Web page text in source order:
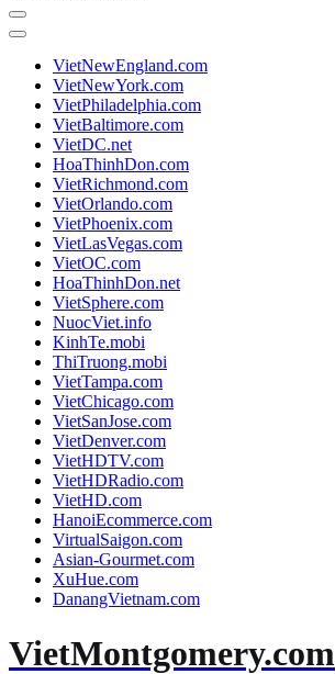
VietNewEngland.com
VietNewYork.com
VietPhiladelphia.com
VietBaltimore.com
VietDC.net
HoaThinhDon.com
VietRichmond.com
VietOrlando.com
VietPhoenix.com
VietLasVegas.com
VietOC.com
HoaThinhDon.net
VietSphere.com
NuocViet.info
KinhTe.mobi
ThiTruong.mobi
VietTampa.com
VietChicago.com
VietSanJose.com
VietDenver.com
VietHDTV.com
VietHDRadio.com
VietHD.com
HanoiEcommerce.com
VirtualSaigon.com
Asian-Gourmet.com
XuHue.com
DanangVietnam.com
VietMontgomery.com